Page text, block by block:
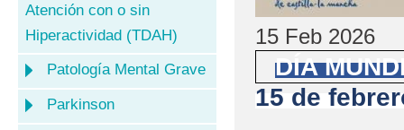
Atención con o sin
Hiperactividad (TDAH)
Patología Mental Grave
Parkinson
15 Feb 2026
DÍA
15 de